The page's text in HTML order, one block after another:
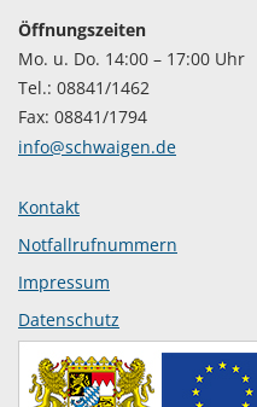
Öffnungszeiten
Mo. u. Do. 14:00 – 17:00 Uhr
Tel.: 08841/1462
Fax: 08841/1794
info@schwaigen.de
Kontakt
Notfallrufnummern
Impressum
Datenschutz